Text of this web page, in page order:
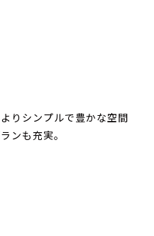
りシンプルで豊かな空間
ンも充実。